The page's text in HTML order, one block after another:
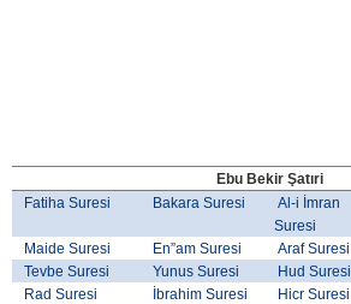
Ebu Bekir Şatıri
Fatiha Suresi
Bakara Suresi
Al-i İmran
Suresi
Maide Suresi En”am Suresi Araf Suresi
Tevbe Suresi
Yunus Suresi Hud Suresi
Rad Suresi
İbrahim Suresi Hicr Suresi